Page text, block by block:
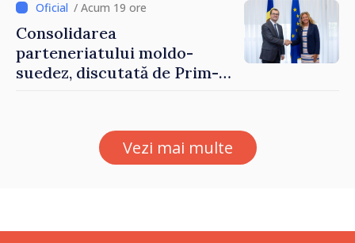
/ Acum 19 ore
Consolidarea
parteneriatului moldo-
suedez, discutată de Prim-
Petra Lärke
Vezi mai multe